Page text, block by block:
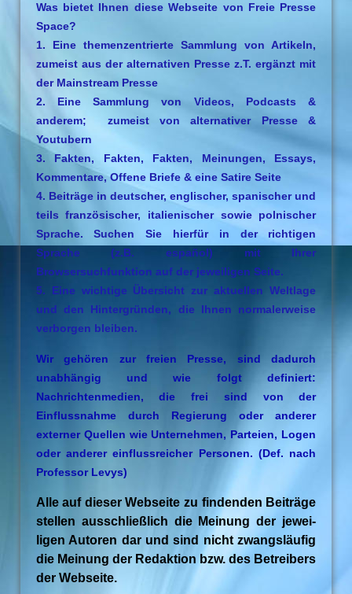
Was bietet Ihnen diese Webseite von Freie Presse
Space?
1. Eine themenzentrierte Sammlung von Artikeln,
zumeist aus der alternativen Presse z.T. ergänzt mit
der Mainstream Presse
2. Eine Sammlung von Videos, Podcasts &
anderem; zumeist von alternativer Presse &
Youtubern
3. Fakten, Fakten, Fakten, Meinungen, Essays,
Kommentare, Offene Briefe & eine Satire Seite
4. Beiträge in deutscher, englischer, spanischer und
teils französischer, italienischer sowie polnischer
Sprache. Suchen Sie hierfür in der richtigen
Sprache (z.B. español) mit Ihrer
Browsersuchfunktion auf der jeweiligen Seite.
5. Eine wichtige Übersicht zur aktuellen Weltlage
und den Hintergründen, die Ihnen normalerweise
verborgen bleiben.
Wir gehören zur freien Presse, sind dadurch
unabhängig und wie folgt definiert:
Nachrichtenmedien, die frei sind von der
Einflussnahme durch Regierung oder anderer
externer Quellen wie Unternehmen, Parteien, Logen
oder anderer einflussreicher Personen. (Def. nach
Professor Levys)
Alle auf dieser Webseite zu findenden Beiträge
stellen ausschließlich die Meinung der jewei-
ligen Autoren dar und sind nicht zwangsläufig
die Meinung der Redaktion bzw. des Betreibers
der Webseite.